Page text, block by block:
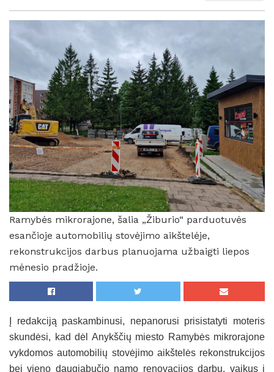
Ramybės mikrorajone, šalia „Žiburio“ parduotuvės
esančioje automobilių stovėjimo aikštelėje,
rekonstrukcijos darbus planuojama užbaigti liepos
mėnesio pradžioje.
Į redakciją paskambinusi, nepanorusi prisistatyti moteris
skundėsi, kad dėl Anykščių miesto Ramybės mikrorajone
vykdomos automobilių stovėjimo aikštelės rekonstrukcijos
bei vieno daugiabučio namo renovacijos darbų, vaikus į